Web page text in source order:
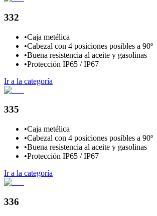
332
•Caja metélica
•Cabezal con 4 posiciones posibles a 90º
•Buena resistencia al aceite y gasolinas
•Protección IP65 / IP67
Ir a la categoría
335
•Caja metélica
•Cabezal con 4 posiciones posibles a 90º
•Buena resistencia al aceite y gasolinas
•Protección IP65 / IP67
Ir a la categoría
336